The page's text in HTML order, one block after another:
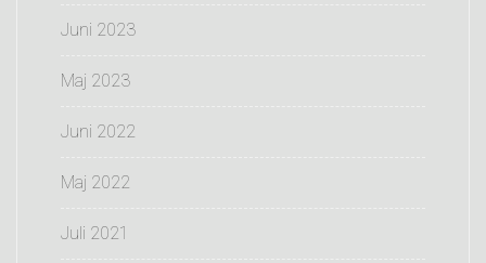
Juni 2023
Maj 2023
Juni 2022
Maj 2022
Juli 2021